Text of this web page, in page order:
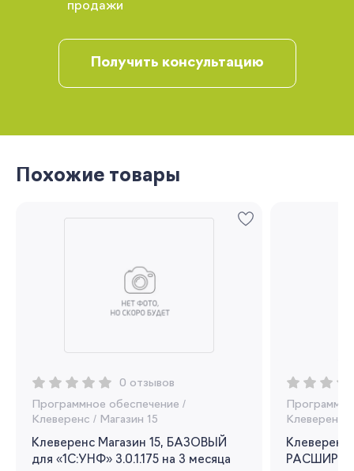
продажи
Получить консультацию
Похожие товары
0 отзывов
Программное обеспечение /
Клеверенс / Магазин 15
Клеверенс Магазин 15, БАЗОВЫЙ
для «1С:УНФ» 3.0.1.175 на 3 месяца
Клеверенс
Я согласен на обработку моих
персональных данных
Вы сможете отслеживать статус своих
заказов и получать индивидуальные
рекомендации